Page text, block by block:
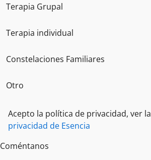
Terapia Grupal
Terapia individual
Constelaciones Familiares
Otro
Acepto la política de privacidad, ver la
privacidad de Esencia
Coméntanos